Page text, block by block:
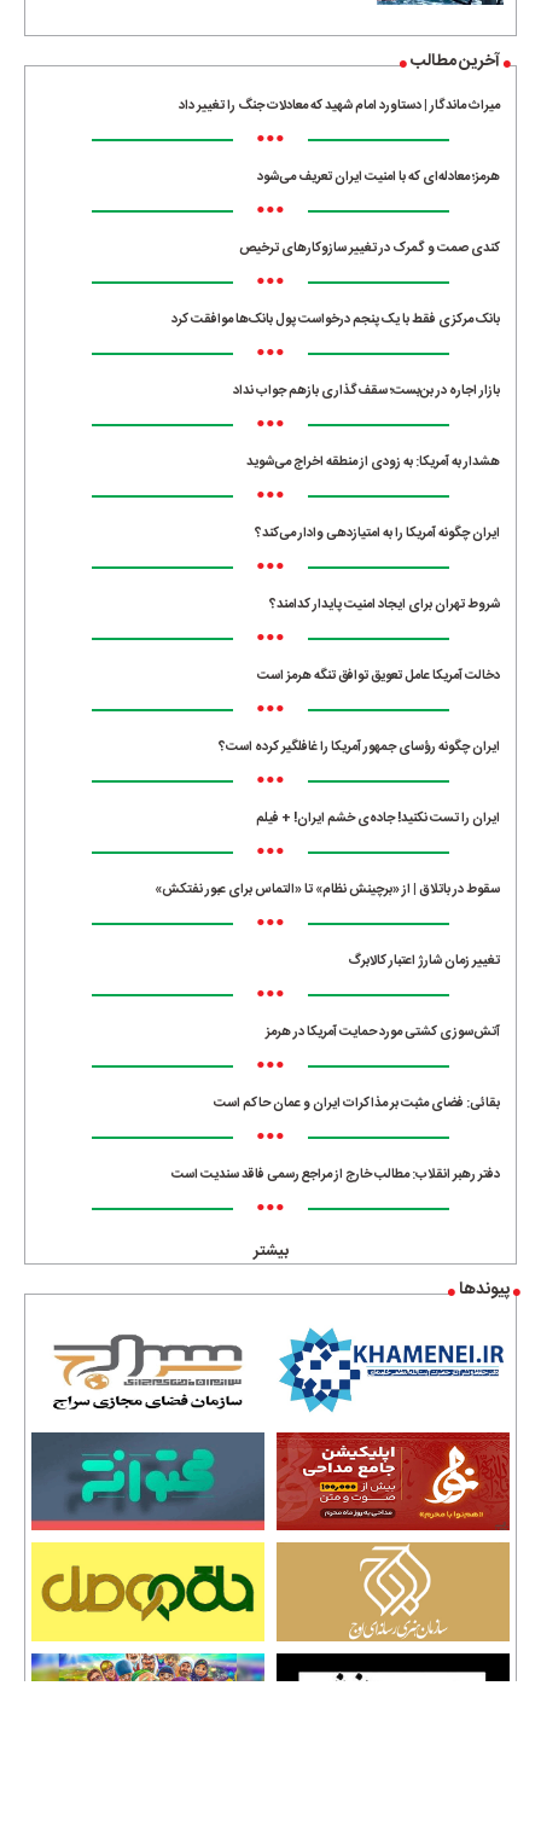
آخرین مطالب
میراث ماندگار | دستاورد امام شهید که معادلات جنگ را تغییر داد
•••
هرمز؛ معادله‌ای که با امنیت ایران تعریف می‌شود
•••
کندی صمت و گمرک در تغییر سازوکارهای ترخیص
•••
بانک مرکزی فقط با یک‌ پنجم درخواست پول بانک‌ها موافقت کرد
•••
بازار اجاره در بن‌بست؛ سقف‌گذاری بازهم جواب نداد
•••
هشدار به آمریکا: به زودی از منطقه اخراج می‌شوید
•••
ایران چگونه آمریکا را به امتیازدهی وادار می‌کند؟
•••
شروط تهران برای ایجاد امنیت پایدار کدامند؟
•••
دخالت آمریکا عامل تعویق توافق تنگه هرمز است
•••
ایران چگونه رؤسای جمهور آمریکا را غافلگیر کرده است؟
•••
ایران را تست نکنید! جاده‌ی خشم ایران! + فیلم
•••
سقوط در باتلاق | از «برچینش نظام» تا «التماس برای عبور نفتکش»
•••
تغییر زمان شارژ اعتبار کالابرگ
•••
آتش‌سوزی کشتی مورد حمایت آمریکا در هرمز
•••
بقائی: فضای مثبت بر مذاکرات ایران و عمان حاکم است
•••
دفتر رهبر انقلاب: مطالب خارج از مراجع رسمی فاقد سندیت است
•••
بیشتر
پیوندها